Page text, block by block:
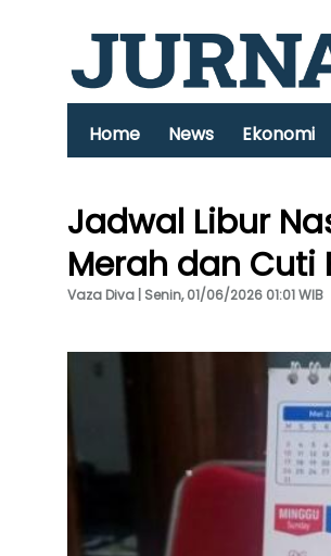
Home News Ekonomi
Jadwal Libur
Merah dan Cuti
Vaza Diva | Senin, 01/06/2026 01:01 WIB